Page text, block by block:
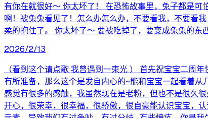
有你在就很好～ 你太坏了！ 在恐怖故事里，兔子都是
啊！被兔兔看见了！怎么办怎么办，不要看我，不要看
柔的抱住了。 你太坏了～ 要被吃掉了，要变成兔兔的东
2026/2/13
（看到这个请点歌 我曾遇到一束光 ） 首先祝宝宝二周
有所准备，那么这个是发自内心的~能和宝宝一起看着
感觉有很多的感触，我虽然现在是老粉，但也不是很久
开心，很荣幸，很幸福，很骄傲，很自豪能认识宝宝，